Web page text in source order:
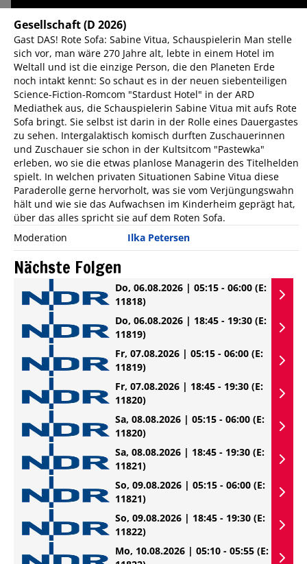
Gesellschaft(D 2026)
Gast DAS! Rote Sofa: Sabine Vitua, Schauspielerin Man stelle
sich vor, man wäre 270 Jahre alt, lebte in einem Hotel im
Weltall und ist die einzige Person, die den Planeten Erde
noch intakt kennt: So schaut es in der neuen siebenteiligen
Science-Fiction-Romcom "Stardust Hotel" in der ARD
Mediathek aus, die Schauspielerin Sabine Vitua mit aufs Rote
Sofa bringt. Sie selbst ist darin in der Rolle eines Dauergastes
zu sehen. Intergalaktisch komisch durften Zuschauerinnen
und Zuschauer sie schon in der Kultsitcom "Pastewka"
erleben, wo sie die etwas planlose Managerin des Titelhelden
spielt. In welchen privaten Situationen Sabine Vitua diese
Paraderolle gerne hervorholt, was sie vom Verjüngungswahn
hält und wie sie das Aufwachsen im Kinderheim geprägt hat,
über das alles spricht sie auf dem Roten Sofa.
Moderation
Ilka Petersen
Nächste Folgen
Do, 06.08.2026 | 05:15 - 06:00 (E:
11818)
Do, 06.08.2026 | 18:45 - 19:30 (E:
11819)
Fr, 07.08.2026 | 05:15 - 06:00 (E:
11819)
Fr, 07.08.2026 | 18:45 - 19:30 (E:
11820)
Sa, 08.08.2026 | 05:15 - 06:00 (E:
11820)
Sa, 08.08.2026 | 18:45 - 19:30 (E:
11821)
So, 09.08.2026 | 05:15 - 06:00 (E:
11821)
So, 09.08.2026 | 18:45 - 19:30 (E:
11822)
Mo, 10.08.2026 | 05:10 - 05:55 (E: